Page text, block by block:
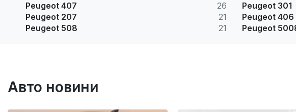
Peugeot 407
26
Peugeot 207
21
Peugeot 508
21
Peugeot 301
Peugeot 406
Peugeot
Авто новини